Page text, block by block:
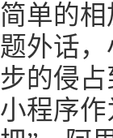
简单的
题外话
步的侵
小程序